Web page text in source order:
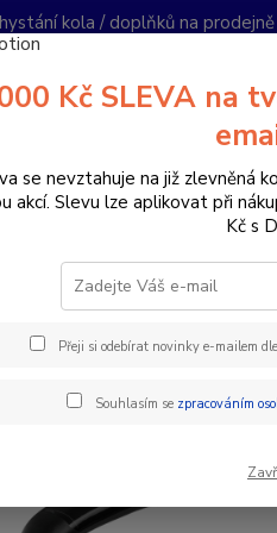
kola / doplňků na
DEDA
Kč SLEVA na
se nevztahuje na již zlevněná
akcí. Slevu lze aplikovat při
Kč s
Přeji si odebírat novinky e-mailem dle
Souhlasím se zpracováním